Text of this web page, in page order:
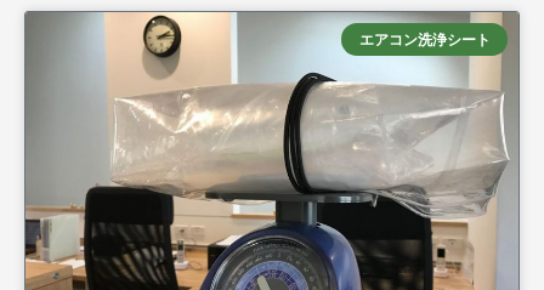
エアコン洗浄シート